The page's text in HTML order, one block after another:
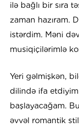
ilə bağlı bir sıra
zaman hazıram.
istərdim. Məni
musiqiçilərimlə
Yeri gəlmişkən,
dilində ifa etdiyim
başlayacağam.
əvvəl romantik